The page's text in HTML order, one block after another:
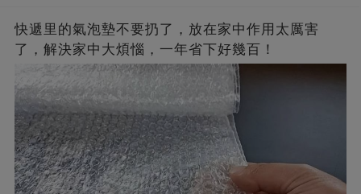
快遞里的氣泡墊不要扔了，放在家中作用太厲害
了，解決家中大煩惱，一年省下好幾百！